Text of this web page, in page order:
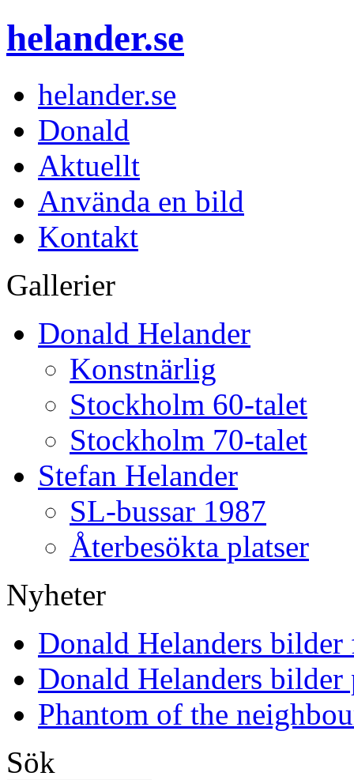
helander.se
helander.se
Donald
Aktuellt
Använda en bild
Kontakt
Gallerier
Donald Helander
Konstnärlig
Stockholm 60-talet
Stockholm 70-talet
Stefan Helander
SL-bussar 1987
Återbesökta platser
Nyheter
Donald Helanders
Donald Helanders
Phantom of the
Sök